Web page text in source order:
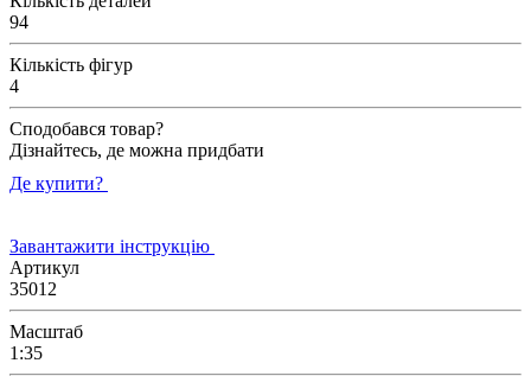
94
Кількість фігур
4
Сподобався товар?
Дізнайтесь, де можна придбати
Де купити?
Завантажити інструкцію
Артикул
35012
Масштаб
1:35